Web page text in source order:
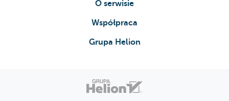
O serwisie
Współpraca
Grupa Helion